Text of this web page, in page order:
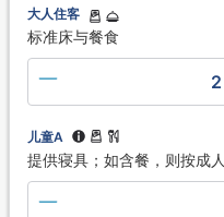
大人住客
标准床与餐食
儿童A
提供寝具；如含餐，则按成